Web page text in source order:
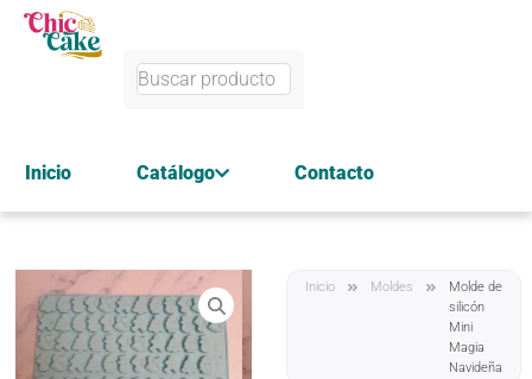
Inicio Catálogo Contacto
Inicio Moldes
Molde de
silicón
Mini
Magia
Navideña